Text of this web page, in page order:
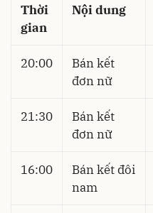
Thời
gian
Nội dung
20:00
Bán kết
đơn nữ
21:30
Bán kết
đơn nữ
16:00
Bán kết đôi
nam